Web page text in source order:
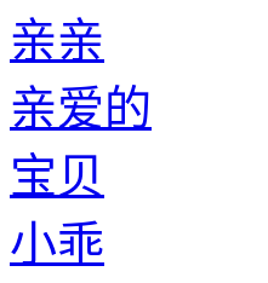
亲亲
亲爱的
宝贝
小乖